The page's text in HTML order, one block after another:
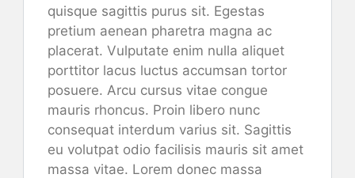
quisque sagittis purus sit. Egestas
pretium aenean pharetra magna ac
placerat. Vulputate enim nulla aliquet
porttitor lacus luctus accumsan tortor
posuere. Arcu cursus vitae congue
mauris rhoncus. Proin libero nunc
consequat interdum varius sit. Sagittis
eu volutpat odio facilisis mauris sit amet
massa vitae. Lorem donec massa